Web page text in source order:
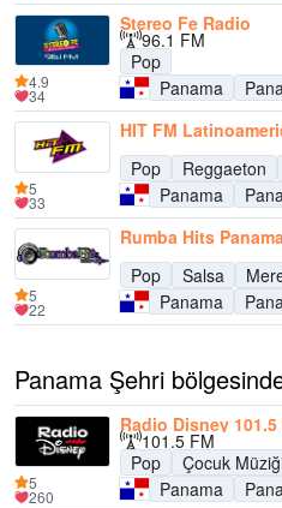
Stereo Fe Radio
96.1 FM
Pop
Panama
4.9
34
HIT FM
Pop
Reggaeton
Panama
5
33
Rumba Hits
Pop
Salsa
Panama
5
22
Panama Şehri
Radio Disney 101.5
101.5 FM
Pop
Çocuk
Panama
5
260